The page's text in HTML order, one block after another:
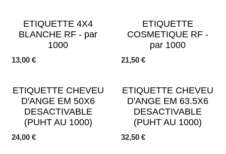
ETIQUETTE 4X4
BLANCHE RF - par
1000
13,00 €
ETIQUETTE
COSMETIQUE RF -
par 1000
21,50€
ETIQUETTE CHEVEU
D'ANGE EM 50X6
DESACTIVABLE
(PUHT AU 1000)
24,00 €
ETIQUETTE CHEVEU
D'ANGE EM 63.5X6
DESACTIVABLE
(PUHT AU 1000)
32,50€